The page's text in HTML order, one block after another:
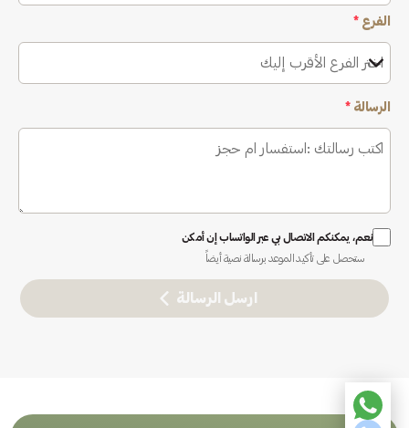
الفرع *
اختر الفرع الأقرب إليك
الرسالة *
نعم، يمكنكم الاتصال بي عبر الواتساب إن أمكن
ستحصل على تأكيد الموعد برسالة نصية أيضاً
ارسل الرسالة